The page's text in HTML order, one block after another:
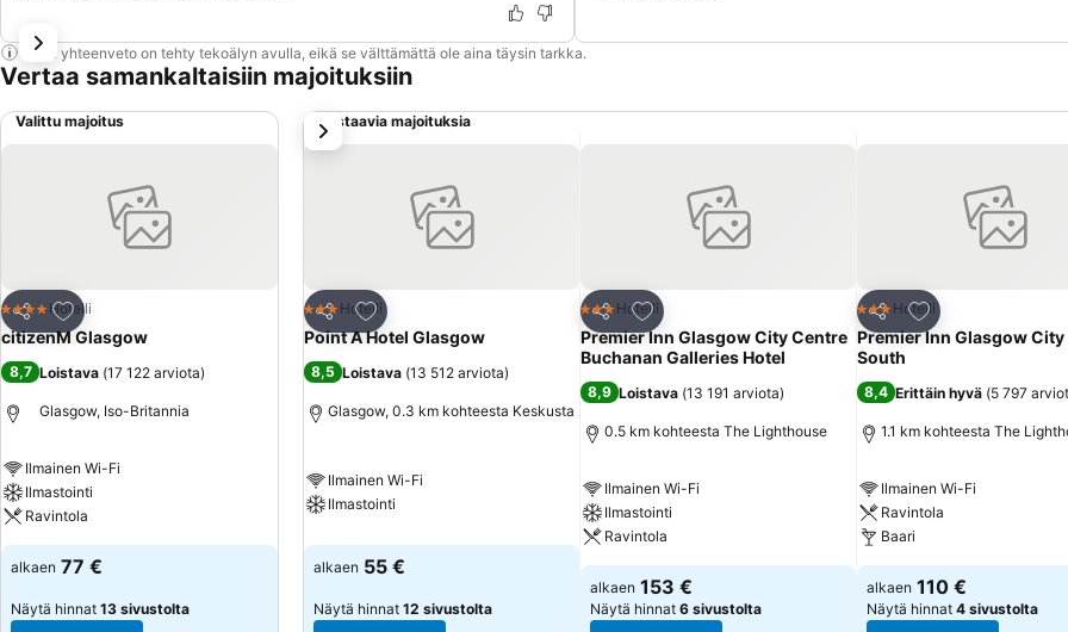
Tämä yhteenveto on tehty tekoälyn avulla, eikä se välttämättä ole aina täysin tarkka.
Vertaa samankaltaisiin majoituksiin
Valittu majoitus
Jaa
Lisää suosikkeihin
4 Tähtiluokitus
Hotelli
citizenM Glasgow
8,7 Loistava (17 122 arviota)
Glasgow, Iso-Britannia
Ilmainen Wi-Fi
Ilmastointi
Ravintola
alkaen 77 €
Näytä hinnat 13 sivustolta
Vastaavia majoituksia
Jaa
Lisää suosikkeihin
3 Tähtiluokitus
Hotelli
Point A Hotel Glasgow
8,5 Loistava (13 512 arviota)
Glasgow, 0.3 km kohteesta Keskusta
Ilmainen Wi-Fi
Ilmastointi
alkaen 55 €
Näytä hinnat 12 sivustolta
Jaa
Lisää suosikkeihin
3 Tähtiluokitus
Hotelli
Premier Inn Glasgow City Centre
Buchanan Galleries Hotel
8,9 Loistava (13 191 arviota)
0.5 km kohteesta The Lighthouse
Ilmainen Wi-Fi
Ilmastointi
Ravintola
alkaen 153 €
Näytä hinnat 6 sivustolta
Jaa
Lisää suosikkeihin
3 Tähtiluokitus
Hotelli
Premier Inn Glasgow
South
8,4 Erittäin hyvä (5 797
1.1 km kohteesta The
Ilmainen Wi-Fi
Ravintola
Baari
alkaen 110 €
Näytä hinnat 4 sivustolta
seuraava